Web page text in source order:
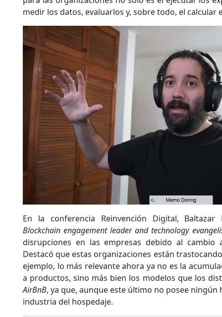
medir los datos, evaluarlos y, sobre todo, el calcular
En la conferencia Reinvención Digital,
Blockchain engagement leader and technology
disrupciones en las empresas debido al cambio
Destacó que estas organizaciones están
ejemplo, lo más relevante ahora ya no es la
a productos, sino más bien los modelos que los
AirBnB, ya que, aunque este último no posee ningún
industria del hospedaje.